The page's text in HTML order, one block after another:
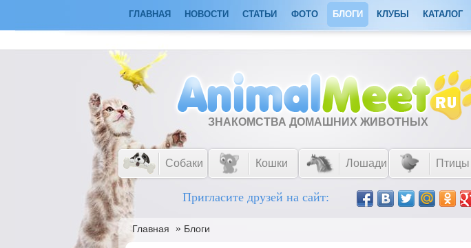
ГЛАВНАЯ НОВОСТИ СТАТЬИ ФОТО БЛОГИ КЛУБЫ КАТАЛОГ
ЗНАКОМСТВА ДОМАШНИХ ЖИВОТНЫХ
Собаки Кошки Лошади Птицы
Пригласите друзей на сайт:
Главная » Блоги